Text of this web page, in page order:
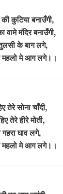
कुटिया बनाउँगी,
वामे मंदिर बनाउँगी,
के बाग लगे,
महलो मे आग लगे।।
तेरे सोना चाँदी,
तेरे हीरे मोती,
गहरा घाव लगे,
महलो मे आग लगे।।